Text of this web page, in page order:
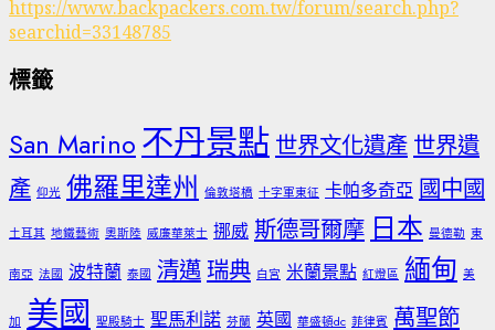
https://www.backpackers.com.tw/forum/search.php?
searchid=33148785
標籤
San Marino 不丹景點 世界文化遺產 世界遺
產 仰光 佛羅里達州 倫敦塔橋 十字軍東征 卡帕多奇亞 國中國
土耳其 地鐵藝術 奧斯陸 威廉華萊士 挪威 斯德哥爾摩 日本 曼德勒 東
南亞 法國 波特蘭 泰國 清邁 瑞典 白宮 米蘭景點 紅燈區 緬甸 美
加 美國 聖殿騎士 聖馬利諾 芬蘭 英國 華盛頓dc 菲律賓 萬聖節